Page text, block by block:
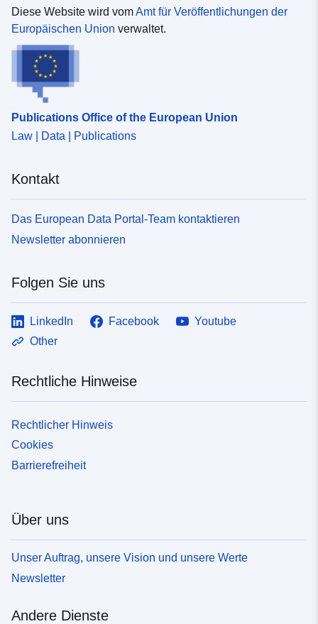
Diese Website wird vomAmt für Veröffentlichungen der
Europäischen Union verwaltet.
Publications Office of the European Union
Law | Data | Publications
Kontakt
Das European Data Portal-Team kontaktieren
Newsletter abonnieren
Folgen Sie uns
LinkedIn Facebook
Youtube
Other
Rechtliche Hinweise
Rechtlicher Hinweis
Cookies
Barrierefreiheit
Über uns
Unser Auftrag, unsere Vision und unsere Werte
Newsletter
Andere Dienste